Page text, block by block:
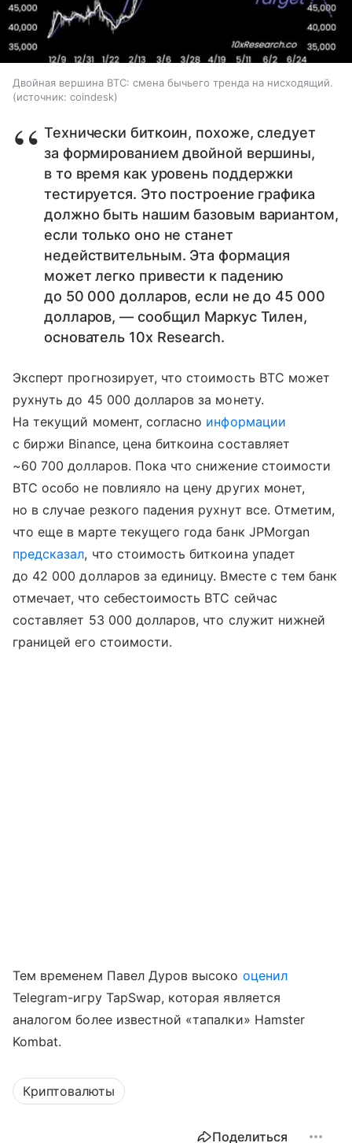
Двойная вершина BTC: смена бычьего тренда на нисходящий.
источник: coindesk
Технически биткоин, похоже, следует
за формированием двойной вершины,
в то время как уровень поддержки
тестируется. Это построение графика
должно быть нашим базовым вариантом,
если только оно не станет
недействительным. Эта формация
может легко привести к падению
до 50 000 долларов, если не до 45 000
долларов, — сообщил Маркус Тилен,
основатель 10x Research.
Эксперт прогнозирует, что стоимость BTC может
рухнуть до 45 000 долларов за монету.
На текущий момент, согласно информации
с биржи Binance, цена биткоина составляет
~60 700 долларов. Пока что снижение стоимости
BTC особо не повлияло на цену других монет,
но в случае резкого падения рухнут все. Отметим,
что еще в марте текущего года банк JPMorgan
предсказал, что стоимость биткоина упадет
до 42 000 долларов за единицу. Вместе с тем банк
отмечает, что себестоимость BTC сейчас
составляет 53 000 долларов, что служит нижней
границей его стоимости.
Тем временем Павел Дуров высоко оценил
Telegram-игру TapSwap, которая является
аналогом более известной «тапалки» Hamster
Kombat.
Криптовалюты
Поделиться